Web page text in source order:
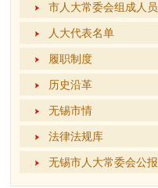
市人大常委会组成人员
人大代表名单
履职制度
历史沿革
无锡市情
法律法规库
无锡市人大常委会公报